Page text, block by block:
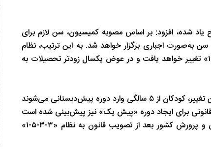
مشهد و کلات در مجلس شورای اسلامی با اشاره به اهمیت ماده (۱۱) طرح یاد شده، افزود: بر اساس مصوبه کمیسیون، سن لازم برای
در این سن به‌صورت اجباری برگزار خواهد شد. به این ترتیب، نظام
آموزشی کشور که هم‌اکنون به شکل «۳-۳-۶» اجرا می‌شود، به‌تدریج به ساختار «۳-۳-۵-۱» تغییر خواهد یافت و در عوض یکسال زودتر تحصیلات به
سخنگوی کمیسیون آموزش، تحقیقات و فناوری مجلس شورای اسلامی ادامه داد: طبق این تغییر، کودکان از ۵ سالگی وارد دوره پیش‌دبستانی می‌شوند
برای ایجاد دوره «پیش یک» نیز پیش‌بینی شده است
تا در صورت ضرورت، سازمان تعلیم و تربیت بتواند آن را اجرا کند، در واقع نظام آموزش و پرورش کشور بعد از تصویب قانون به نظام «۳-۳-۵-۱»